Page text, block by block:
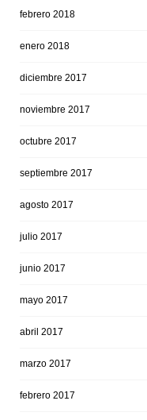
febrero 2018
enero 2018
diciembre 2017
noviembre 2017
octubre 2017
septiembre 2017
agosto 2017
julio 2017
junio 2017
mayo 2017
abril 2017
marzo 2017
febrero 2017